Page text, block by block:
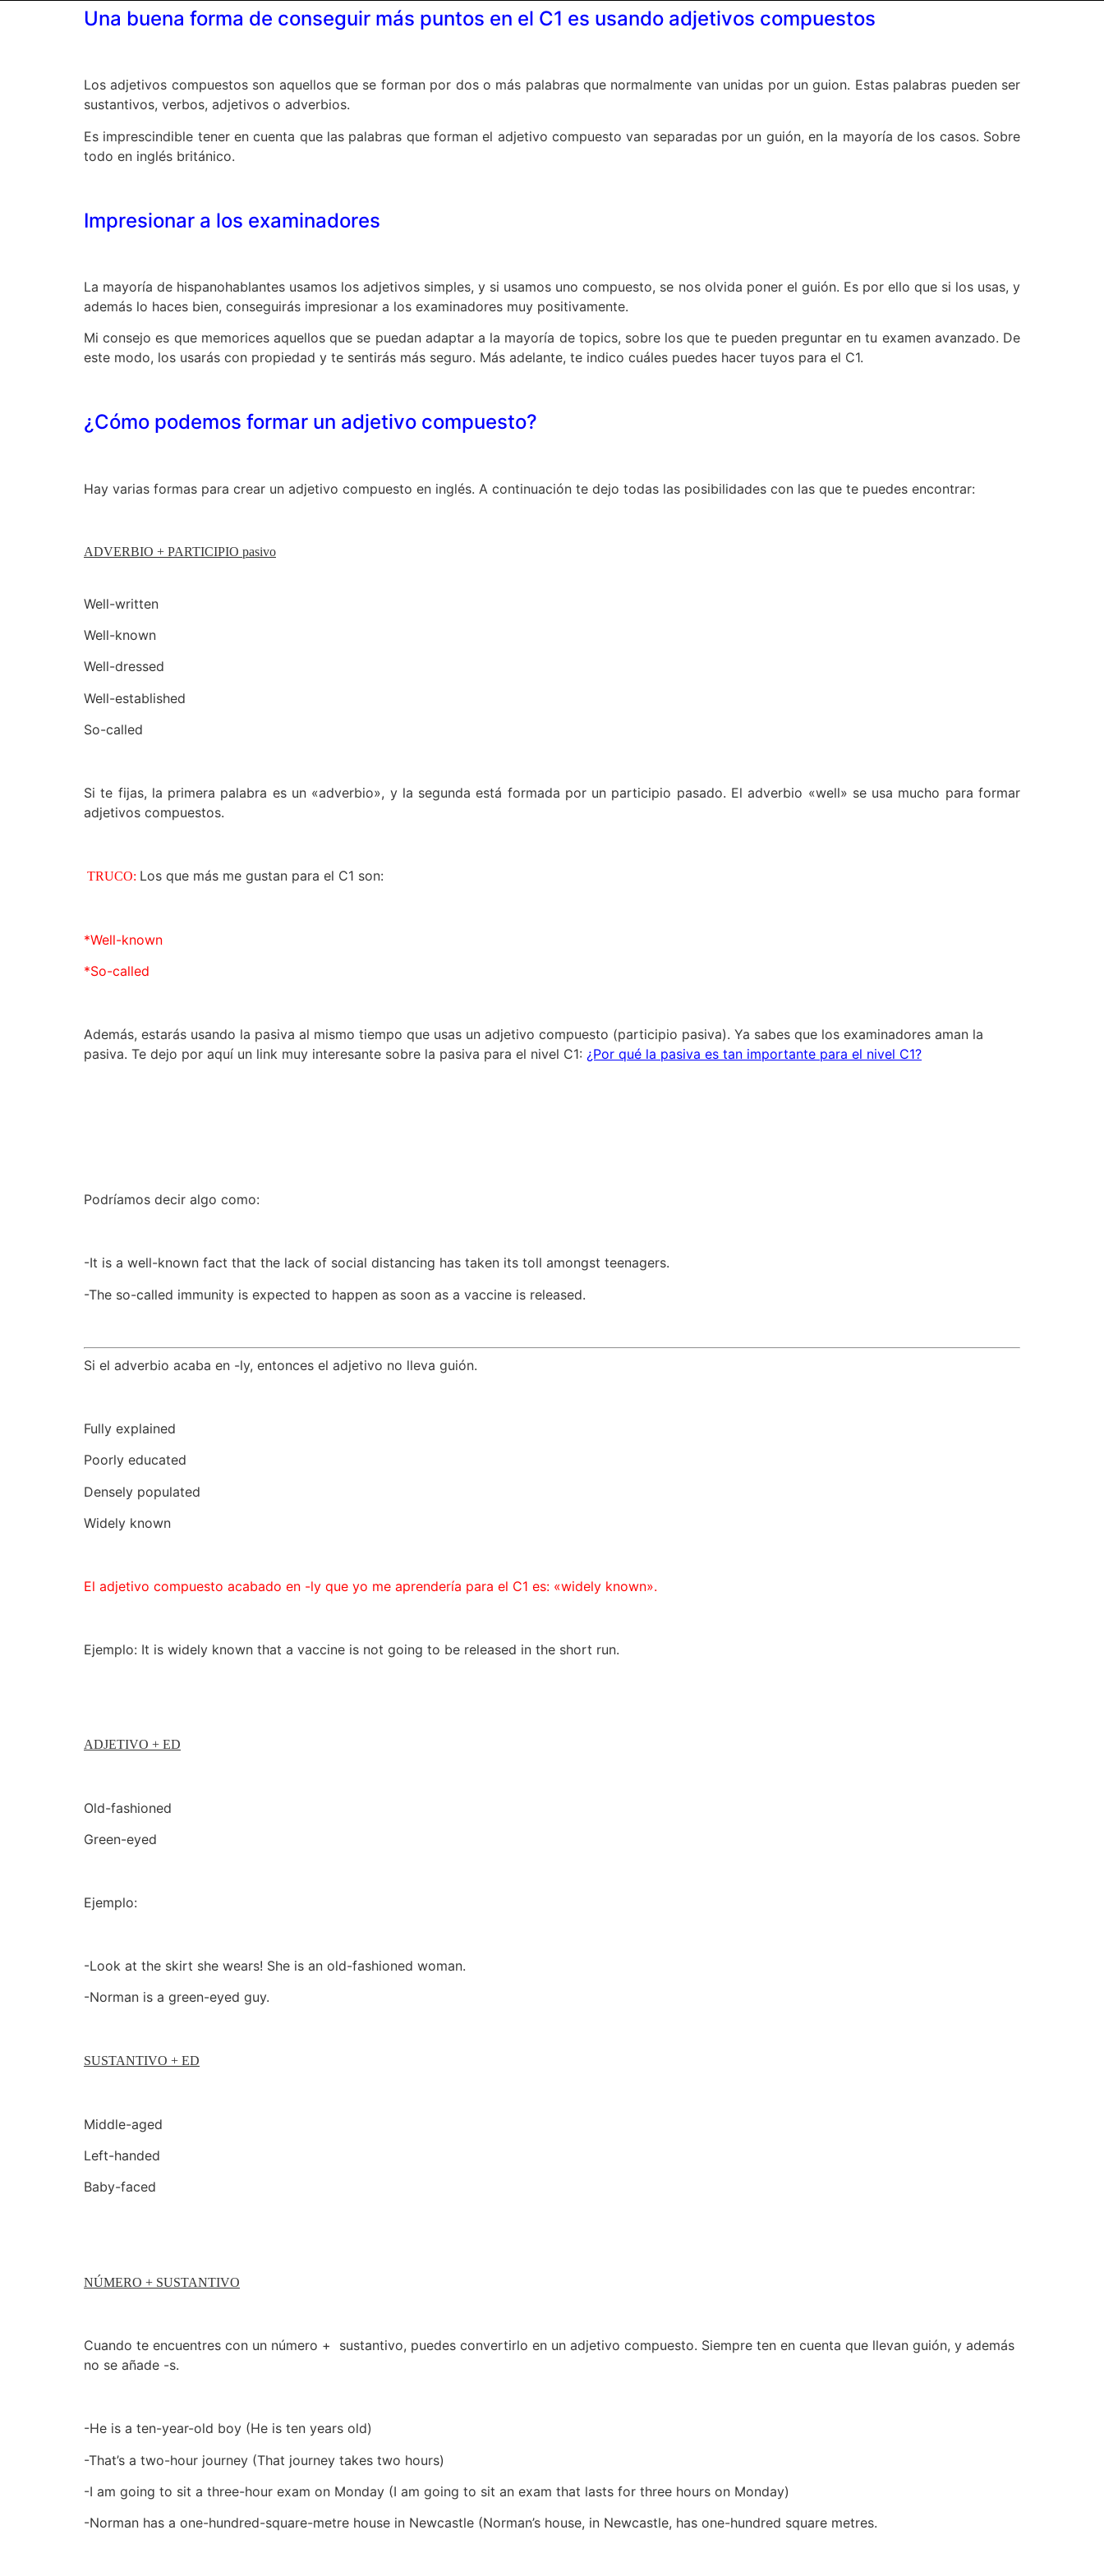
Una buena forma de conseguir más puntos en el C1 es usando adjetivos compuestos
Los adjetivos compuestos son aquellos que se forman por dos o más palabras que normalmente van unidas por un guion. Estas palabras pueden ser
sustantivos, verbos, adjetivos o adverbios.
Es imprescindible tener en cuenta que las palabras que forman el adjetivo compuesto van separadas por un guión, en la mayoría de los casos. Sobre
todo en inglés británico.
Impresionar a los examinadores
La mayoría de hispanohablantes usamos los adjetivos simples, y si usamos uno compuesto, se nos olvida poner el guión. Es por ello que si los usas, y
además lo haces bien, conseguirás impresionar a los examinadores muy positivamente.
Mi consejo es que memorices aquellos que se puedan adaptar a la mayoría de topics, sobre los que te pueden preguntar en tu examen avanzado. De
este modo, los usarás con propiedad y te sentirás más seguro. Más adelante, te indico cuáles puedes hacer tuyos para el C1.
¿Cómo podemos formar un adjetivo compuesto?
Hay varias formas para crear un adjetivo compuesto en inglés. A continuación te dejo todas las posibilidades con las que te puedes encontrar:
ADVERBIO + PARTICIPIO pasivo
Well-written
Well-known
Well-dressed
Well-established
So-called
Si te fijas, la primera palabra es un «adverbio», y la segunda está formada por un participio pasado. El adverbio «well» se usa mucho para formar
adjetivos compuestos.
TRUCO: Los que más me gustan para el C1 son:
*Well-known
*So-called
Además, estarás usando la pasiva al mismo tiempo que usas un adjetivo compuesto (participio pasiva). Ya sabes que los examinadores aman la
pasiva. Te dejo por aquí un link muy interesante sobre la pasiva para el nivel C1: ¿Por qué la pasiva es tan importante para el nivel C1?
Podríamos decir algo como:
-It is a well-known fact that the lack of social distancing has taken its toll amongst teenagers.
-The so-called immunity is expected to happen as soon as a vaccine is released.
Si el adverbio acaba en -ly, entonces el adjetivo no lleva guión.
Fully explained
Poorly educated
Densely populated
Widely known
El adjetivo compuesto acabado en -ly que yo me aprendería para el C1 es: «widely known».
Ejemplo: It is widely known that a vaccine is not going to be released in the short run.
ADJETIVO + ED
Old-fashioned
Green-eyed
Ejemplo:
-Look at the skirt she wears! She is an old-fashioned woman.
-Norman is a green-eyed guy.
SUSTANTIVO + ED
Middle-aged
Left-handed
Baby-faced
NÚMERO + SUSTANTIVO
Cuando te encuentres con un número + sustantivo, puedes convertirlo en un adjetivo compuesto. Siempre ten en cuenta que llevan guión, y además
no se añade -s.
-He is a ten-year-old boy (He is ten years old)
-That’s a two-hour journey (That journey takes two hours)
-I am going to sit a three-hour exam on Monday (I am going to sit an exam that lasts for three hours on Monday)
-Norman has a one-hundred-square-metre house in Newcastle (Norman’s house, in Newcastle, has one-hundred square metres.